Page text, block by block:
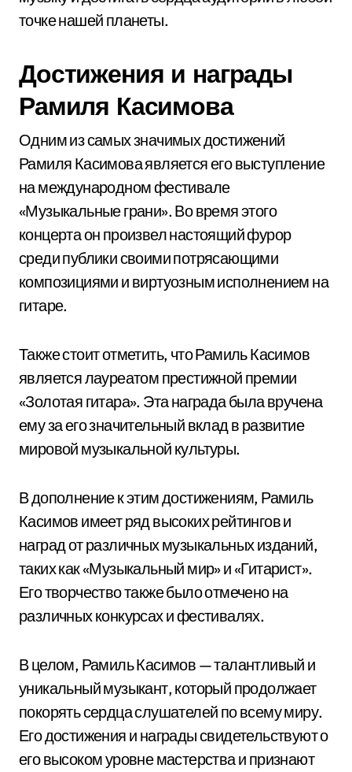
точке нашей планеты.
Достижения и награды
Рамиля Касимова
Одним из самых значимых достижений
Рамиля Касимова является его выступление
на международном фестивале
«Музыкальные грани». Во время этого
концерта он произвел настоящий фурор
среди публики своими потрясающими
композициями и виртуозным исполнением на
гитаре.
Также стоит отметить, что Рамиль Касимов
является лауреатом престижной премии
«Золотая гитара». Эта награда была вручена
ему за его значительный вклад в развитие
мировой музыкальной культуры.
В дополнение к этим достижениям, Рамиль
Касимов имеет ряд высоких рейтингов и
наград от различных музыкальных изданий,
таких как «Музыкальный мир» и «Гитарист».
Его творчество также было отмечено на
различных конкурсах и фестивалях.
В целом, Рамиль Касимов — талантливый и
уникальный музыкант, который продолжает
покорять сердца слушателей по всему миру.
Его достижения и награды свидетельствуют о
его высоком уровне мастерства и признают